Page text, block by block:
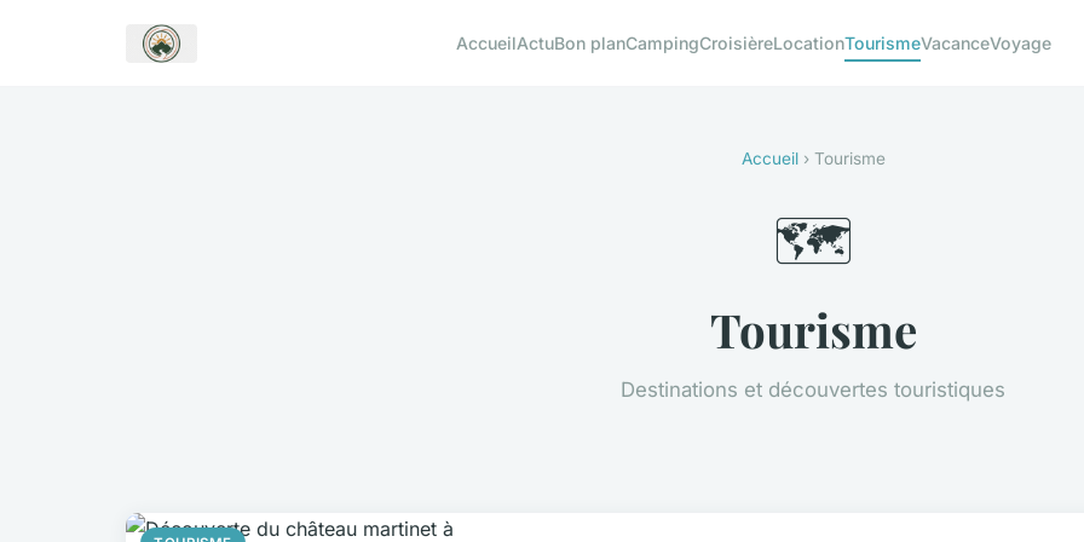
AccueilActuBon planCampingCroisièreLocationTourismeVacanceVoyage
Accueil› Tourisme
🗺️
Tourisme
Destinations et découvertes touristiques